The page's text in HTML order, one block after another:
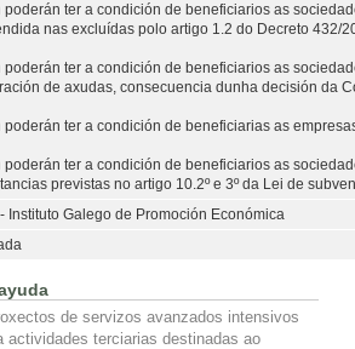
poderán ter a condición de beneficiarios as
nas excluídas polo artigo 1.2 do Decreto 432/
poderán ter a condición de beneficiarios as
de axudas, consecuencia dunha decisión da
poderán ter a condición de beneficiarias as
poderán ter a condición de beneficiarios as
previstas no artigo 10.2º e 3º da Lei de
- Instituto Galego de Promoción Económica
de servizos avanzados intensivos
actividades terciarias destinadas ao